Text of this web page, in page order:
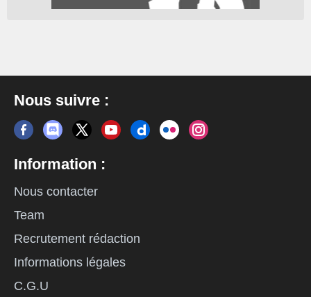
Nous suivre :
Information :
Nous contacter
Team
Recrutement rédaction
Informations légales
C.G.U